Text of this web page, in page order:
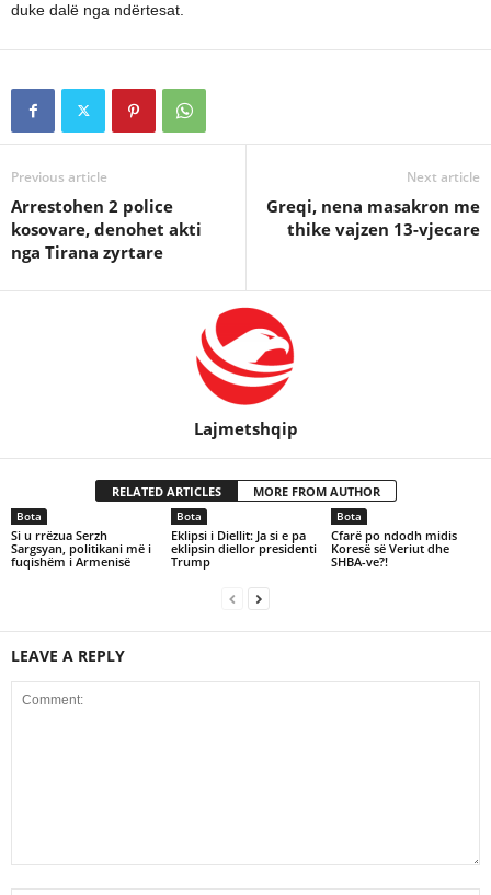
duke dalë nga ndërtesat.
Previous article
Arrestohen 2 police
kosovare, denohet akti
nga Tirana zyrtare
Next article
Greqi, nena masakron me
thike vajzen 13-vjecare
Lajmetshqip
RELATED ARTICLES MORE FROM AUTHOR
Bota
Si u rrëzua Serzh
Sargsyan, politikani më i
fuqishëm i Armenisë
Bota
Eklipsi i Diellit: Ja si e pa
eklipsin diellor presidenti
Trump
Bota
Cfarë po ndodh midis
Koresë së Veriut dhe
SHBA-ve?!
LEAVE A REPLY